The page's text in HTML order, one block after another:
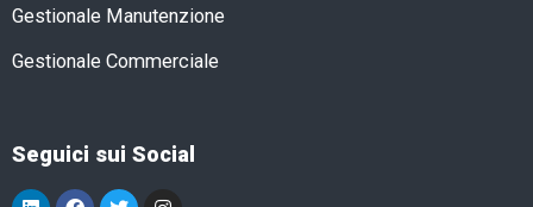
Gestionale Manutenzione
Gestionale Commerciale
Seguici sui Social